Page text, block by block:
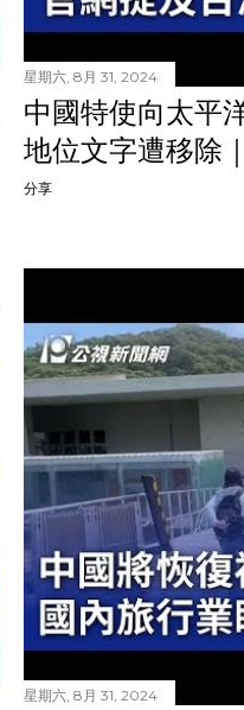
星期六, 8月 31, 2024
中國特使向太平
地位文字遭移除
分享
星期六, 8月 31, 2024